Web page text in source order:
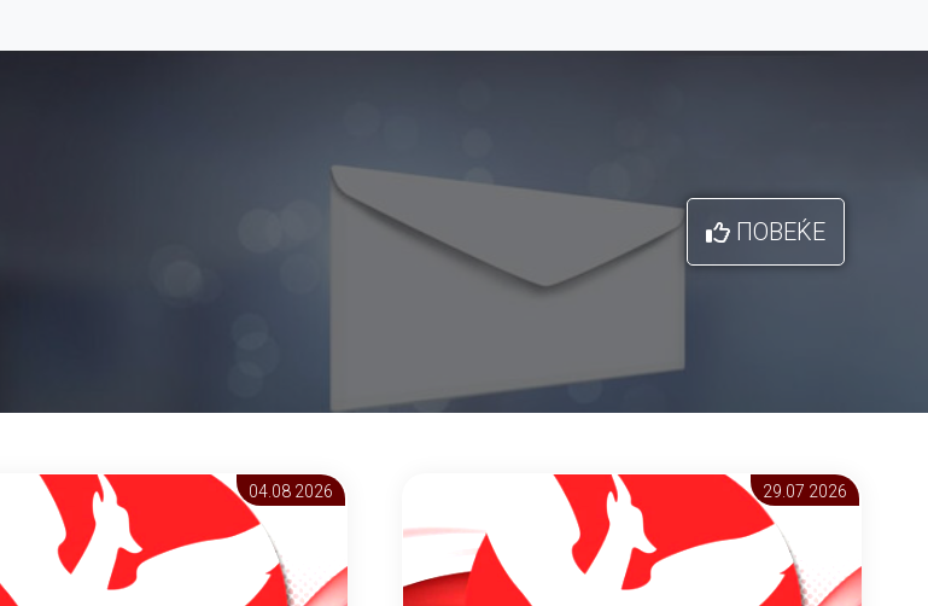
ПОВЕЌЕ
04.08 2026 29.07 2026